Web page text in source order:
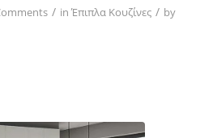
/ in Έπιπλα Κουζίνες / by